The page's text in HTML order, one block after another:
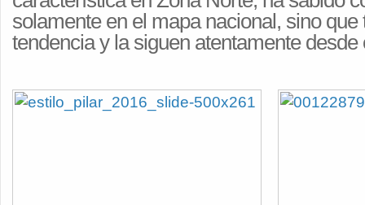
solamente en el mapa nacional, sino
tendencia y la siguen atentamente desde